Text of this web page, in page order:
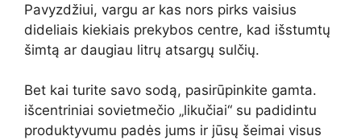
Pavyzdžiui, vargu ar kas nors pirks vaisius
dideliais kiekiais prekybos centre, kad išstumtų
šimtą ar daugiau litrų atsargų sulčių.
Bet kai turite savo sodą, pasirūpinkite gamta.
išcentriniai sovietmečio „likučiai“ su padidintu
produktyvumu padės jums ir jūsų šeimai visus